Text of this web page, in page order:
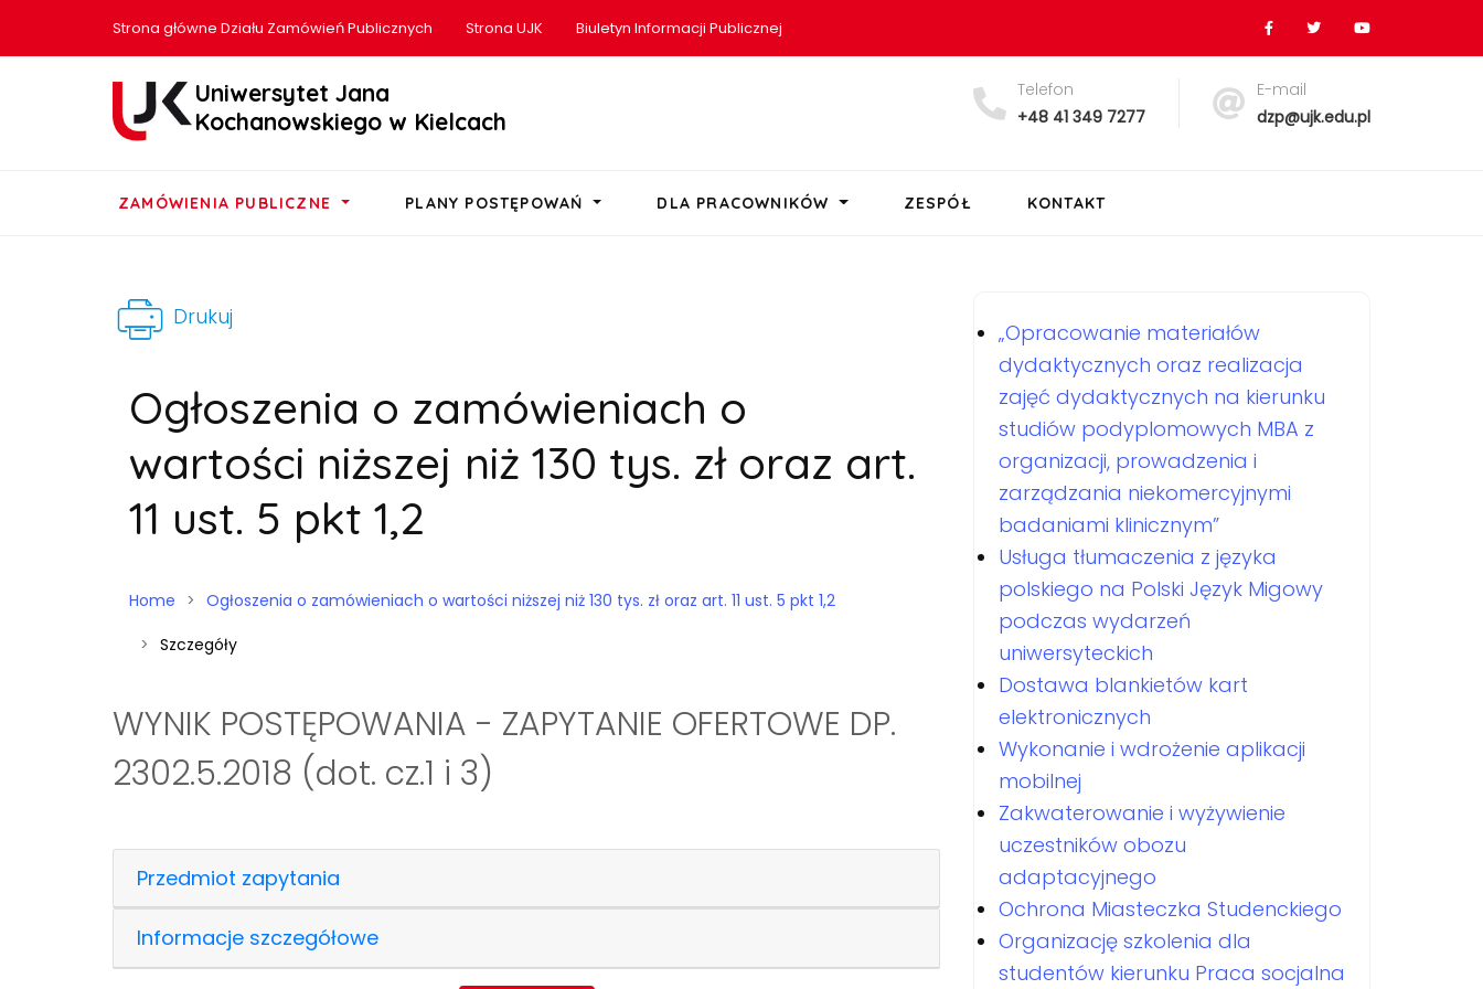
Strona główne Działu Zamówień Publicznych Strona UJK Biuletyn Informacji Publicznej
Uniwersytet Jana
Kochanowskiego w Kielcach
Telefon
+48 41 349 7277
E-mail
dzp@ujk.edu.pl
ZAMÓWIENIA PUBLICZNE PLANY POSTĘPOWAŃ DLA PRACOWNIKÓW ZESPÓŁ KONTAKT
Drukuj
Ogłoszenia o zamówieniach o
wartości niższej niż 130 tys. zł oraz art.
11 ust. 5 pkt 1,2
Home
Ogłoszenia o zamówieniach o wartości niższej niż 130 tys. zł oraz art. 11 ust. 5 pkt 1,2
Szczegóły
WYNIK POSTĘPOWANIA - ZAPYTANIE OFERTOWE DP.
2302.5.2018 (dot. cz.1 i 3)
Przedmiot zapytania
Informacje szczegółowe
„Opracowanie materiałów
dydaktycznych oraz realizacja
zajęć dydaktycznych na kierunku
studiów podyplomowych MBA z
organizacji, prowadzenia i
zarządzania niekomercyjnymi
badaniami klinicznym”
Usługa tłumaczenia z języka
polskiego na Polski Język Migowy
podczas wydarzeń
uniwersyteckich
Dostawa blankietów kart
elektronicznych
Wykonanie i wdrożenie aplikacji
mobilnej
Zakwaterowanie i wyżywienie
uczestników obozu
adaptacyjnego
Ochrona Miasteczka Studenckiego
Organizację szkolenia dla
studentów kierunku Praca socjalna